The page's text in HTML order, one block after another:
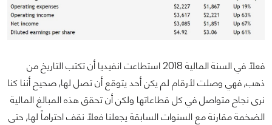
فعلاً في السنة المالية 2018 استطاعت انفيديا أن تكتب التاريخ من
ذهب, فهي وصلت لأرقام لم يكن أحد يتوقع أن تصل لها, صحيح أننا كنا
نرى نجاح متواصل في كل قطاعاتها ولكن أن تحقق هذه المبالغ المالية
الضخمة مقارنة مع السنوات السابقة يجعلنا فعلاً نقف احتراماً لها, حتى